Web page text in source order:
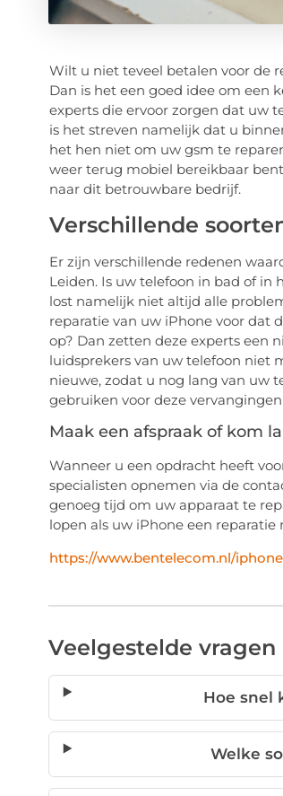
Wilt u niet teveel betalen voor de
Dan is het een goed idee om een
experts die ervoor zorgen dat uw
is het streven namelijk dat u
het hen niet om uw gsm te
weer terug mobiel bereikbaar
naar dit betrouwbare bedrijf.
Verschillende
Er zijn verschillende redenen
Leiden. Is uw telefoon in bad of in
lost namelijk niet altijd alle
reparatie van uw iPhone voor dat
op? Dan zetten deze experts een
luidsprekers van uw telefoon niet
nieuwe, zodat u nog lang van uw
gebruiken voor deze
Maak een afspraak of kom
Wanneer u een opdracht heeft
specialisten opnemen via de
genoeg tijd om uw apparaat te
lopen als uw iPhone een reparatie
https://www.bentelecom.nl/
Veelgestelde vragen
Hoe snel
Welke